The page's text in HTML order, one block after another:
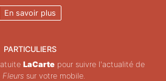
En savoir plus
PARTICULIERS
LaCartepour suivre l'actualité de
Fleurssur votre mobile.